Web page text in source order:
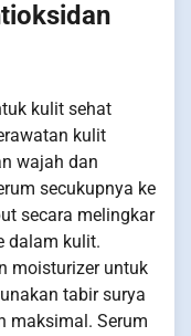
kulit sehat
kulit
wajah dan
secukupnya ke
secara melingkar
dalam kulit.
moisturizer untuk
tabir surya
maksimal. Serum